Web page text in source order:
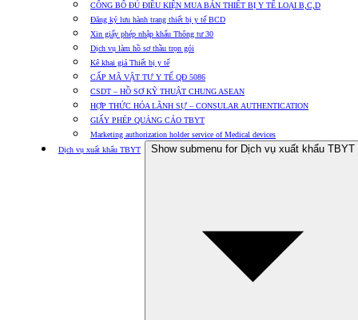
CÔNG BỐ ĐỦ ĐIỀU KIỆN MUA BÁN THIẾT BỊ Y TẾ LOẠI B,C,D
Đăng ký lưu hành trang thiết bị y tế BCD
Xin giấy phép nhập khẩu Thông tư 30
Dịch vụ làm hồ sơ thầu trọn gói
Kê khai giá Thiết bị y tế
CẤP MÃ VẬT TƯ Y TẾ QĐ 5086
CSDT – HỒ SƠ KỸ THUẬT CHUNG ASEAN
HỢP THỨC HÓA LÃNH SỰ – CONSULAR AUTHENTICATION
GIẤY PHÉP QUẢNG CÁO TBYT
Marketing authorization holder service of Medical devices
Dịch vụ xuất khẩu TBYT
Show submenu for Dịch vụ xuất khẩu TBYT